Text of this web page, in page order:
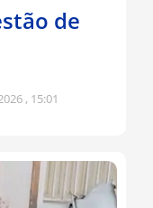
de
15:01